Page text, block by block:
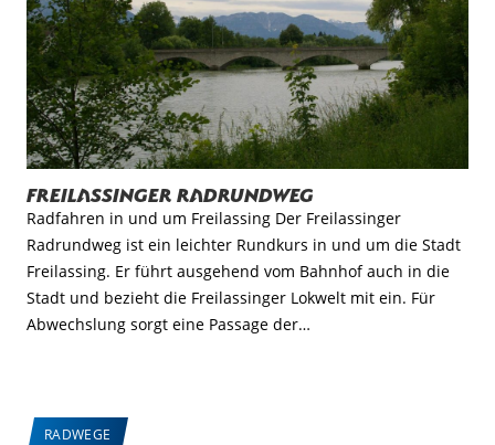
Freilassinger Radrundweg
Radfahren in und um Freilassing Der Freilassinger
Radrundweg ist ein leichter Rundkurs in und um die Stadt
Freilassing. Er führt ausgehend vom Bahnhof auch in die
Stadt und bezieht die Freilassinger Lokwelt mit ein. Für
Abwechslung sorgt eine Passage der…
RADWEGE